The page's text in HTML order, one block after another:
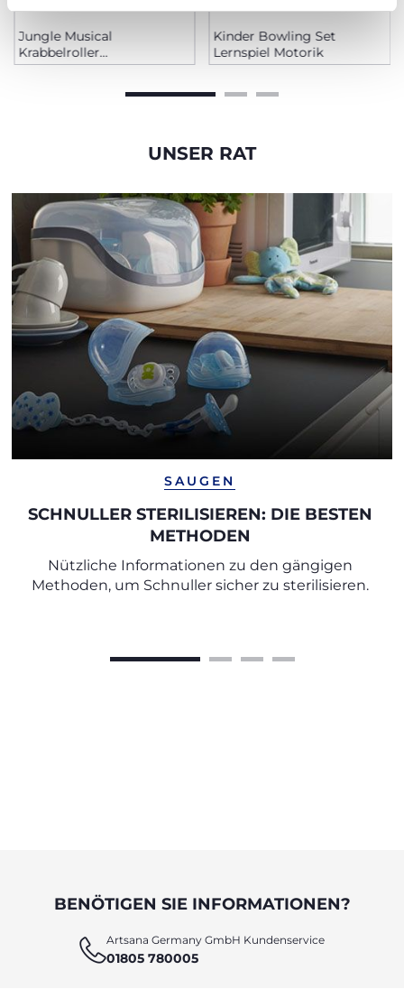
Jungle Musical
Krabbelroller
Musikspielzeug Baby
Kinder Bowling Set
Lernspiel Motorik
UNSER RAT
SAUGEN
SCHNULLER STERILISIEREN: DIE BESTEN
METHODEN
Nützliche Informationen zu den gängigen
Methoden, um Schnuller sicher zu sterilisieren.
BENÖTIGEN SIE INFORMATIONEN?
Artsana Germany GmbH Kundenservice
01805 780005